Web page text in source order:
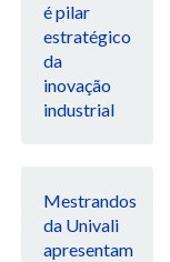
é pilar
estratégico
da
inovação
industrial
Mestrandos
da Univali
apresentam